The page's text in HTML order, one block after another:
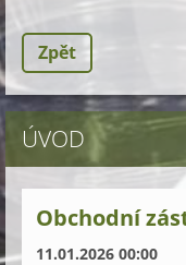
Zpět
ÚVOD
Obchodní
11.01.2026 00:00